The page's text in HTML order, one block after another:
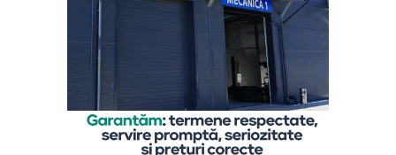
explică
Gabriela Alexandrescu, Președinte
Executiv Salvați Copiii România.
În acest context, Organizația Salvați Copiii România
lansează activitățile din cadrul ediției 2026 a proiectului
„Sună-i zilnic! Conexiune dincolo de granițe”, finanțat de
Departamentul pentru Românii de Pretutindeni și adresat